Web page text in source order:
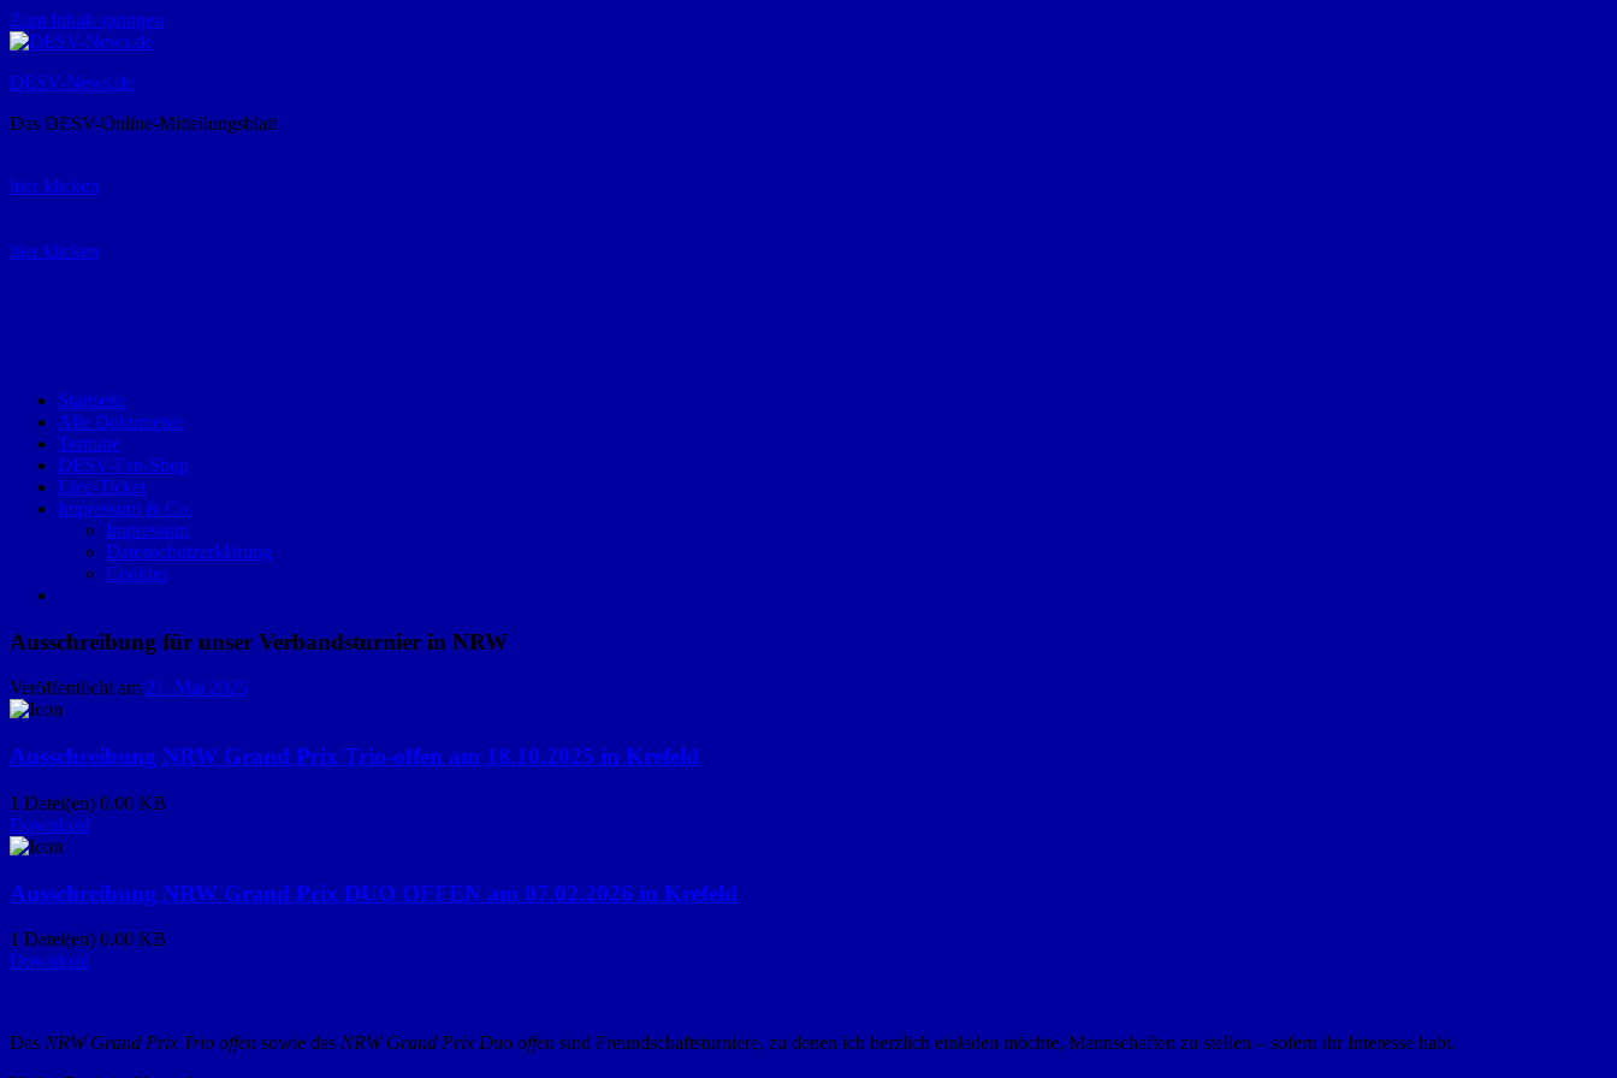
Zum Inhalt springen
DESV-News.de
Das DESV-Online-Mitteilungsblatt
hier klicken
hier klicken
Startseite
Alle Dokumente
Termine
DESV-Fan-Shop
Live-Ticker
Impressum & Co.
Impressum
Datenschutzerklärung
Cookies
Ausschreibung für unser Verbandsturnier in NRW
Veröffentlicht am 21. Mai 2025
Ausschreibung NRW Grand Prix Trio-offen am 18.10.2025 in Krefeld
1 Datei(en) 0.00 KB
Download
Ausschreibung NRW Grand Prix DUO OFFEN am 07.02.2026 in Krefeld
1 Datei(en) 0.00 KB
Download
Das NRW Grand Prix Trio offen sowie das NRW Grand Prix Duo offen sind Freundschaftsturniere, zu denen ich herzlich einladen möchte, Mannschaften zu stellen – sofern ihr Interesse habt.